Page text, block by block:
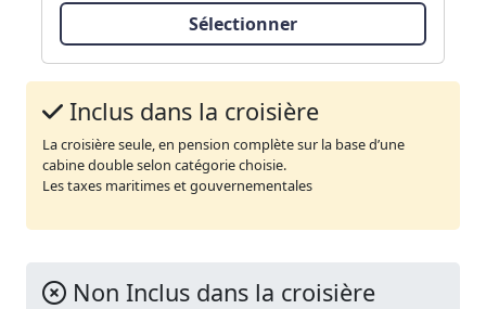
Sélectionner
Inclus dans la croisière
La croisière seule, en pension complète sur la base d’une
cabine double selon catégorie choisie.
Les taxes maritimes et gouvernementales
Non Inclus dans la croisière